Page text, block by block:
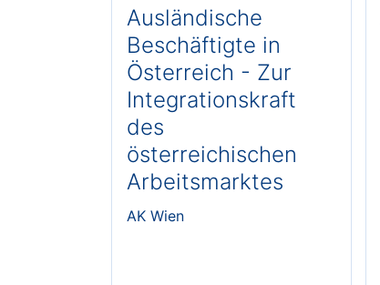
Ausländische
Beschäftigte in
Österreich - Zur
Integrationskraft
des
österreichischen
Arbeitsmarktes
AK Wien